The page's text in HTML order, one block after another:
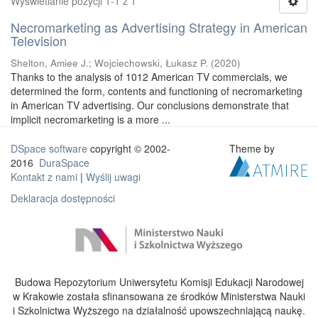
Necromarketing as Advertising Strategy in American
Television
Shelton, Amiee J.; Wojciechowski, Łukasz P. (2020)
Thanks to the analysis of 1012 American TV commercials, we
determined the form, contents and functioning of necromarketing
in American TV advertising. Our conclusions demonstrate that
implicit necromarketing is a more ...
DSpace software copyright © 2002-
2016 DuraSpace
Kontakt z nami | Wyślij uwagi
Deklaracja dostępności
Theme by
Budowa Repozytorium Uniwersytetu Komisji Edukacji Narodowej
w Krakowie została sfinansowana ze środków Ministerstwa Nauki
i Szkolnictwa Wyższego na działalność upowszechniającą naukę.